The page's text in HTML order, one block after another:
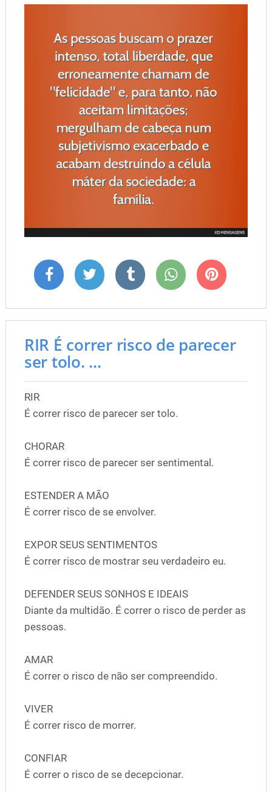
RIR É correr risco de parecer
ser tolo. ...
RIR
É correr risco de parecer ser tolo.
CHORAR
É correr risco de parecer ser sentimental.
ESTENDER A MÃO
É correr risco de se envolver.
EXPOR SEUS SENTIMENTOS
É correr risco de mostrar seu verdadeiro eu.
DEFENDER SEUS SONHOS E IDEAIS
Diante da multidão. É correr o risco de perder as
pessoas.
AMAR
É correr o risco de não ser compreendido.
VIVER
É correr risco de morrer.
CONFIAR
É correr o risco de se decepcionar.